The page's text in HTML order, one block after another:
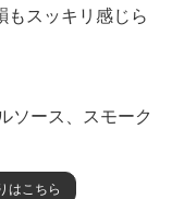
もスッキリ感じら
ソース、スモーク
はこちら